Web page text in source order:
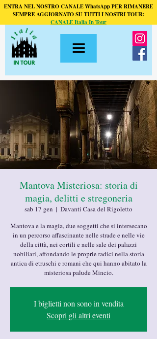
ENTRA NEL NOSTRO CANALE WhatsApp PER RIMANERE
SEMPRE AGGIORNATO SU TUTTI I NOSTRI TOUR:
CANALE Italia In Tour
Mantova Misteriosa: storia di
magia, delitti e stregoneria
sab 17 gen
  |
Davanti Casa del Rigoletto
Mantova e la magia, due soggetti che si intersecano
in un percorso affascinante nelle strade e nelle vie
della città, nei cortili e nelle sale dei palazzi
nobiliari, affondando le proprie radici nella storia
antica di etruschi e romani che qui hanno abitato la
misteriosa palude Mincio.
I biglietti non sono in vendita
Scopri gli altri eventi